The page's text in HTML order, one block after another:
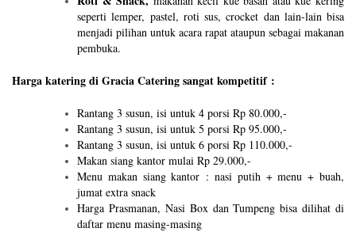
seperti lemper, pastel, roti sus, crocket dan lain-lain bisa
menjadi pilihan untuk acara rapat ataupun sebagai makanan
pembuka.
Harga katering di Gracia Catering sangat kompetitif :
Rantang 3 susun, isi untuk 4 porsi Rp 80.000,-
Rantang 3 susun, isi untuk 5 porsi Rp 95.000,-
Rantang 3 susun, isi untuk 6 porsi Rp 110.000,-
Makan siang kantor mulai Rp 29.000,-
Menu makan siang kantor : nasi putih + menu + buah,
jumat extra snack
Harga Prasmanan, Nasi Box dan Tumpeng bisa dilihat di
daftar menu masing-masing